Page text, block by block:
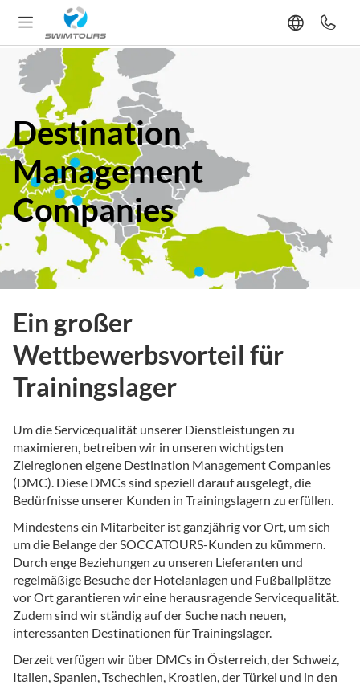
Destination
Management
Companies
Ein großer
Wettbewerbsvorteil für
Trainingslager
Um die Servicequalität unserer Dienstleistungen zu
maximieren, betreiben wir in unseren wichtigsten
Zielregionen eigene Destination Management Companies
(DMC). Diese DMCs sind speziell darauf ausgelegt, die
Bedürfnisse unserer Kunden in Trainingslagern zu erfüllen.
Mindestens ein Mitarbeiter ist ganzjährig vor Ort, um sich
um die Belange der SOCCATOURS-Kunden zu kümmern.
Durch enge Beziehungen zu unseren Lieferanten und
regelmäßige Besuche der Hotelanlagen und Fußballplätze
vor Ort garantieren wir eine herausragende Servicequalität.
Zudem sind wir ständig auf der Suche nach neuen,
interessanten Destinationen für Trainingslager.
Derzeit verfügen wir über DMCs in Österreich, der Schweiz,
Italien, Spanien, Tschechien, Kroatien, der Türkei und in den